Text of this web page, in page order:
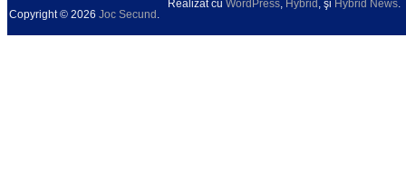
Copyright © 2026 Joc Secund .
Realizat cu WordPress, Hybrid , şi Hybrid News.